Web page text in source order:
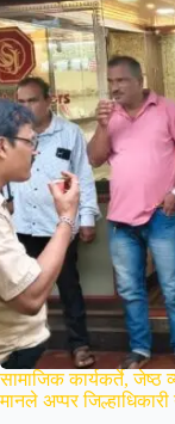
सामाजिक कार्यकर्ते, जेष्ठ
मानले अप्पर